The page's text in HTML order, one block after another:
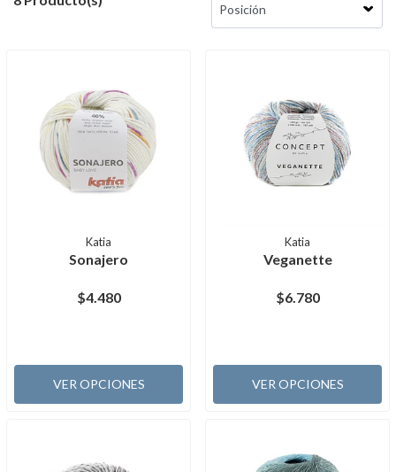
Katia
Sonajero
$4.480
VER OPCIONES
Katia
Veganette
$6.780
VER OPCIONES